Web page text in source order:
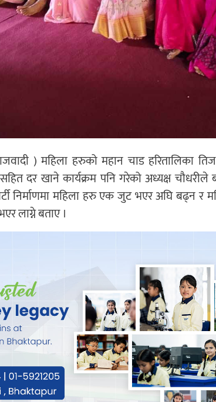
) महिला हरुको महान चाड हरितालिका
दर खाने कार्यक्रम पनि गरेको अध्यक्ष
निर्माणमा महिला हरु एक जुट भएर अघि बढ्न र
लाग्ने बताए ।